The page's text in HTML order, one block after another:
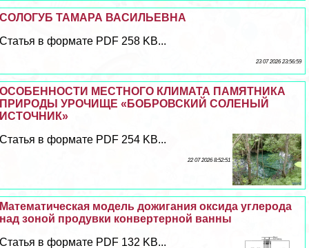
СОЛОГУБ ТАМАРА ВАСИЛЬЕВНА
Статья в формате PDF 258 KB...
23 07 2026 23:56:59
ОСОБЕННОСТИ МЕСТНОГО КЛИМАТА ПАМЯТНИКА
ПРИРОДЫ УРОЧИЩЕ «БОБРОВСКИЙ СОЛЕНЫЙ
ИСТОЧНИК»
Статья в формате PDF 254 KB...
22 07 2026 8:52:51
Математическая модель дожигания оксида углерода
над зоной продувки конвертерной ванны
Статья в формате PDF 132 KB...